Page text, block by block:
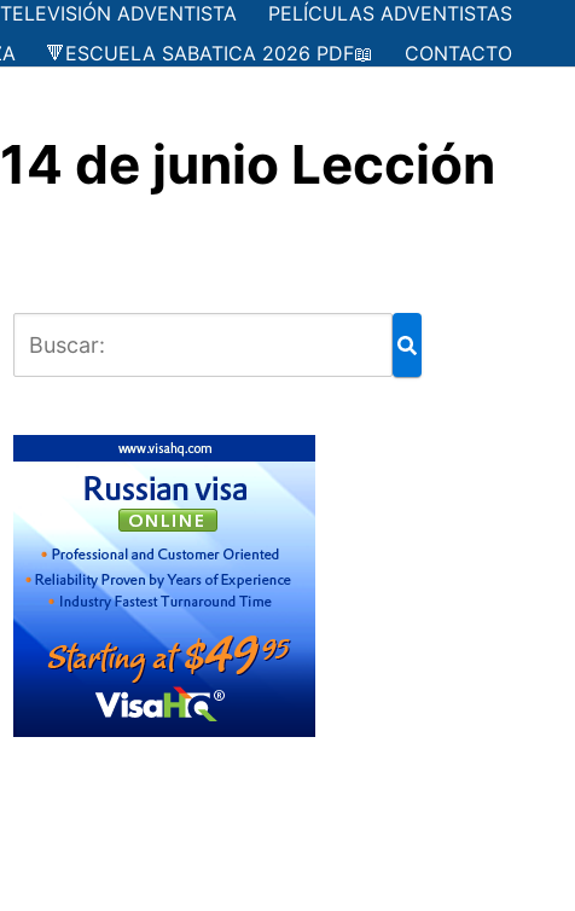
ADVENTISTA
PELÍCULAS ADVENTISTAS
🔻ESCUELA SABATICA 2026 PDF📖 CONTACTO
de junio Lección